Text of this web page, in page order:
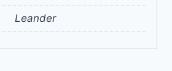
Leander